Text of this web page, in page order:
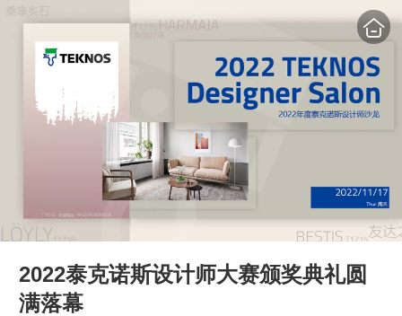
2022泰克诺斯设计师大赛颁奖典礼圆
满落幕